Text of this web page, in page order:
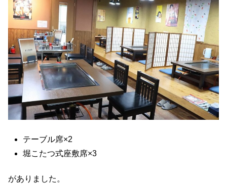
テーブル席×2
堀こたつ式座敷席×3
がありました。